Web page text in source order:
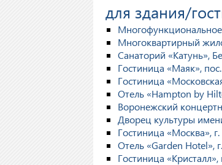
для здания/
Многоквартирный
Санаторий «Катунь»,
Гостиница «Маяк»,
Гостиница
Отель «Hampton by
Воронежский
Дворец культуры
Гостиница «Москва»,
Отель «Garden Hotel»,
Гостиница